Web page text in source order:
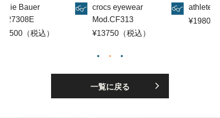
Bauer
（税込）
crocs eyewear
Mod.CF313
¥13750（税込）
athlete 312
¥19800（
一覧に戻る